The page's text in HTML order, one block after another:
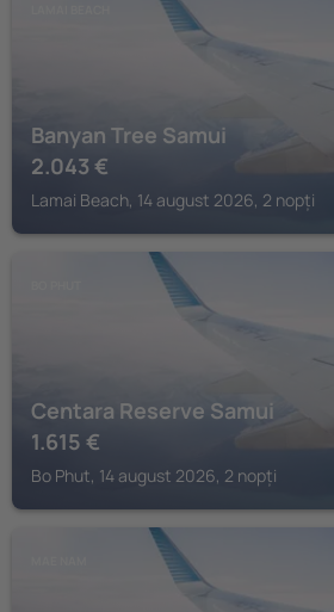
Banyan Tree Samui
2.043 €
Lamai Beach, 14 august 2026, 2 nopți
Centara Reserve Samui
1.615 €
Bo Phut, 14 august 2026, 2 nopți